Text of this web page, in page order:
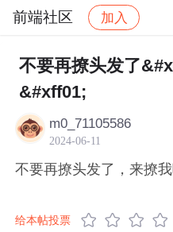
前端社区 加入
社区 前端社区 感慨
不要再撩头发了
&#xff01;
m0_71105586
2024-06-11
不要再撩头发了，来撩我
给本帖投票